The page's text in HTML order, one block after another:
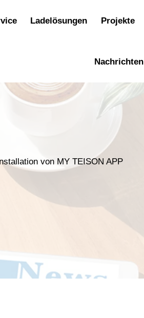
Ladelösungen Projekte
Nachrichten
von MY TEISON APP